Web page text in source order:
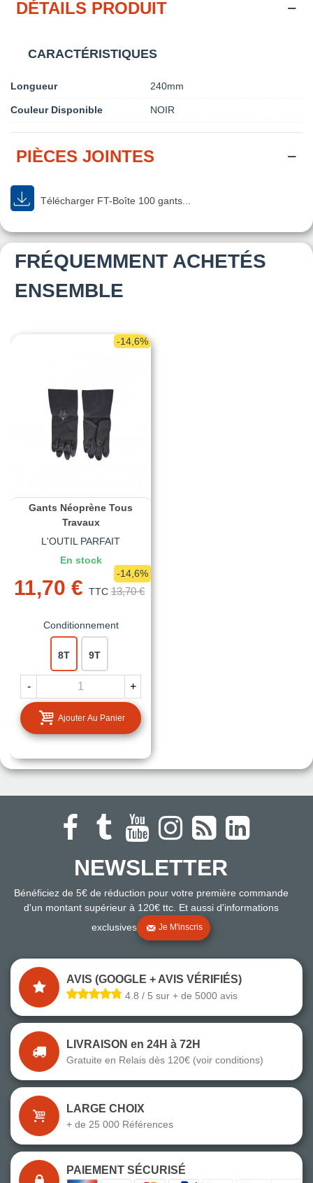
DÉTAILS PRODUIT
CARACTÉRISTIQUES
Longueur 240mm
Couleur Disponible NOIR
PIÈCES JOINTES
Télécharger FT-Boîte 100 gants...
FRÉQUEMMENT ACHETÉS
ENSEMBLE
-14,6%
Gants Néoprène Tous
Travaux
L'OUTIL PARFAIT
En stock
11,70 € TTC 13,70 €
-14,6%
Conditionnement
8T 9T
- +
Ajouter Au Panier
NEWSLETTER
Bénéficiez de 5€ de réduction pour votre première commande
d'un montant supérieur à 120€ ttc. Et aussi d'informations
exclusives
Je M'inscris
AVIS (GOOGLE + AVIS VÉRIFIÉS)
4.8 / 5 sur + de 5000 avis
LIVRAISON en 24H à 72H
Gratuite en Relais dès 120€ (voir conditions)
LARGE CHOIX
+ de 25 000 Références
PAIEMENT SÉCURISÉ